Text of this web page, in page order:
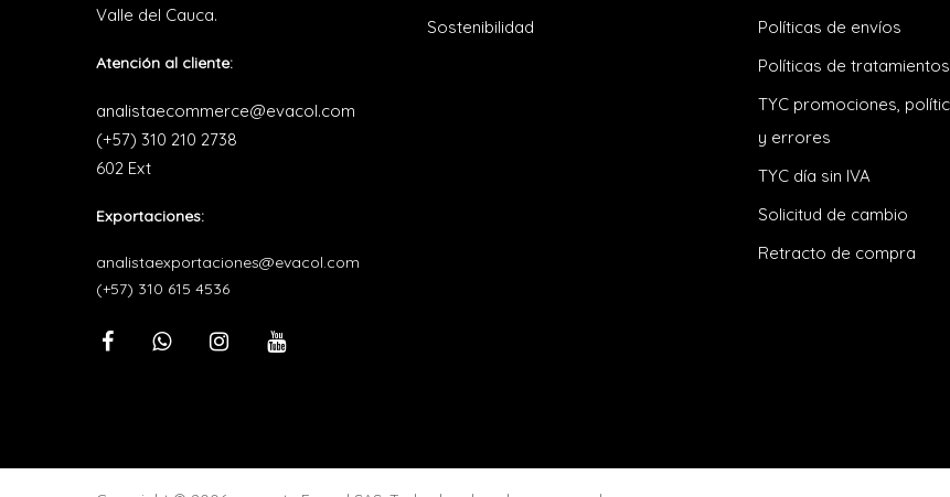
Valle del Cauca.
Atención al cliente:
analistaecommerce@evacol.com
(+57) 310 210 2738
602 Ext
Exportaciones:
analistaexportaciones@evacol.com
(+57) 310 615 4536
Sostenibilidad
Políticas de envíos
Políticas de
TYC promociones,
y errores
TYC día sin IVA
Solicitud de cambio
Retracto de compra